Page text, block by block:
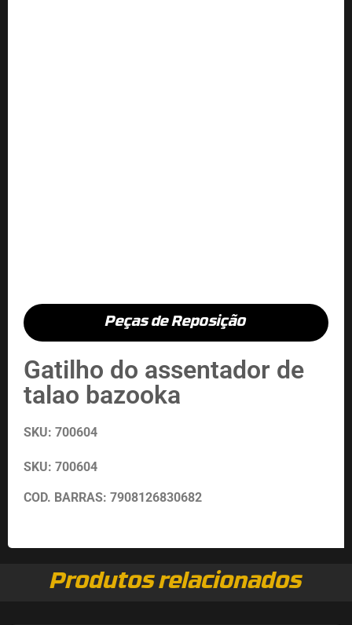
Peças de Reposição
Gatilho do assentador de
talao bazooka
SKU: 700604
SKU: 700604
COD. BARRAS: 7908126830682
Produtos relacionados